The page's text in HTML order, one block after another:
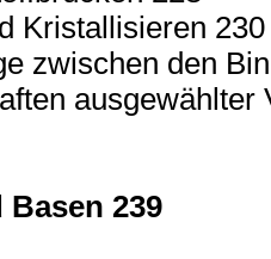
Kristallisieren 230
zwischen den
ausgewählter
Basen 239